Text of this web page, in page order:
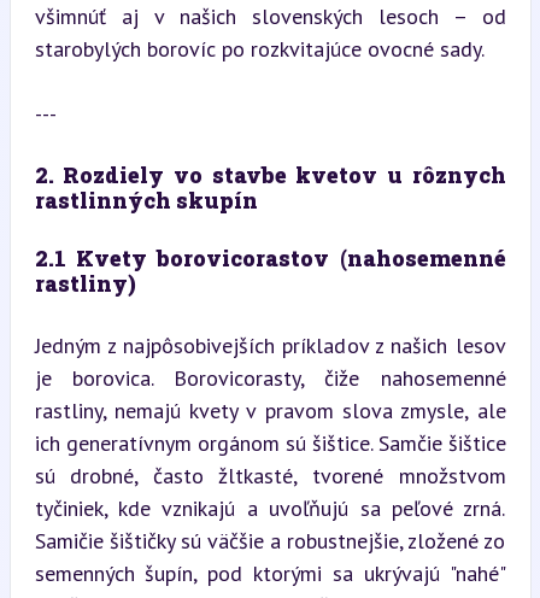
všimnúť aj v našich slovenských lesoch – od
starobylých borovíc po rozkvitajúce ovocné sady.
---
2. Rozdiely vo stavbe kvetov u rôznych
rastlinných skupín
2.1 Kvety borovicorastov (nahosemenné
rastliny)
Jedným z najpôsobivejších príkladov z našich lesov
je borovica. Borovicorasty, čiže nahosemenné
rastliny, nemajú kvety v pravom slova zmysle, ale
ich generatívnym orgánom sú šištice. Samčie šištice
sú drobné, často žltkasté, tvorené množstvom
tyčiniek, kde vznikajú a uvoľňujú sa peľové zrná.
Samičie šištičky sú väčšie a robustnejšie, zložené zo
semenných šupín, pod ktorými sa ukrývajú "nahé"